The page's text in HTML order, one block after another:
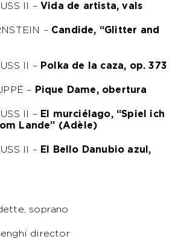
II – Vida de artista, vals
– Candide, “Glitter and
II – Polka de la caza, op. 373
– Pique Dame, obertura
II – El murciélago, “Spiel ich
Lande” (Adèle)
II – El Bello Danubio azul,
soprano
director